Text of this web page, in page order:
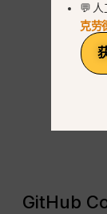
GitHub
💬 人
克劳